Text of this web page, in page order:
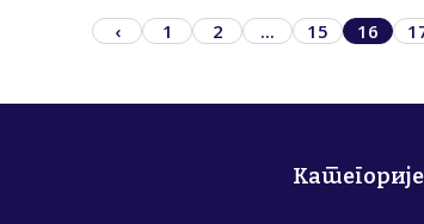
‹ 1 2 ... 15 16
Категорије